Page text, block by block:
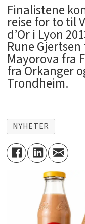
Finalistene
reise for to til
d’Or i Lyon
Rune
Mayorova fra
fra Orkanger
Trondheim.
NYHETER